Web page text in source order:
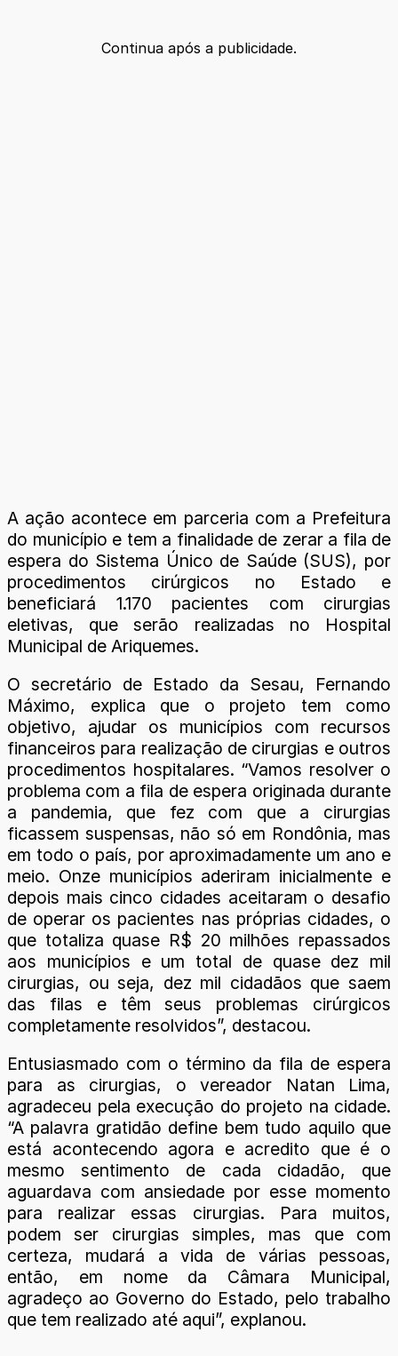
Continua após a publicidade.
A ação acontece em parceria com a Prefeitura
do município e tem a finalidade de zerar a fila de
espera do Sistema Único de Saúde (SUS), por
procedimentos cirúrgicos no Estado e
beneficiará 1.170 pacientes com cirurgias
eletivas, que serão realizadas no Hospital
Municipal de Ariquemes.
O secretário de Estado da Sesau, Fernando
Máximo, explica que o projeto tem como
objetivo, ajudar os municípios com recursos
financeiros para realização de cirurgias e outros
procedimentos hospitalares. “Vamos resolver o
problema com a fila de espera originada durante
a pandemia, que fez com que a cirurgias
ficassem suspensas, não só em Rondônia, mas
em todo o país, por aproximadamente um ano e
meio. Onze municípios aderiram inicialmente e
depois mais cinco cidades aceitaram o desafio
de operar os pacientes nas próprias cidades, o
que totaliza quase R$ 20 milhões repassados
aos municípios e um total de quase dez mil
cirurgias, ou seja, dez mil cidadãos que saem
das filas e têm seus problemas cirúrgicos
completamente resolvidos”, destacou.
Entusiasmado com o término da fila de espera
para as cirurgias, o vereador Natan Lima,
agradeceu pela execução do projeto na cidade.
“A palavra gratidão define bem tudo aquilo que
está acontecendo agora e acredito que é o
mesmo sentimento de cada cidadão, que
aguardava com ansiedade por esse momento
para realizar essas cirurgias. Para muitos,
podem ser cirurgias simples, mas que com
certeza, mudará a vida de várias pessoas,
então, em nome da Câmara Municipal,
agradeço ao Governo do Estado, pelo trabalho
que tem realizado até aqui”, explanou.